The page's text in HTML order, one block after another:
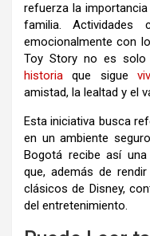
refuerza la
familia. Actividades
emocionalmente con
Toy Story no es solo
historia que sigue
amistad, la lealtad y el
Esta iniciativa busca
en un ambiente
Bogotá recibe así
que, además de rendir
clásicos de Disney,
del entretenimiento.